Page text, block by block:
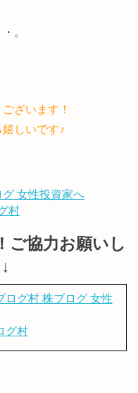
。
ざいます！
しいです♪
村
ご協力お願いし
グ村